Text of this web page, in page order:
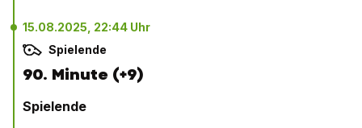
15.08.2025, 22:44 Uhr
Spielende
90. Minute (+9)
Spielende